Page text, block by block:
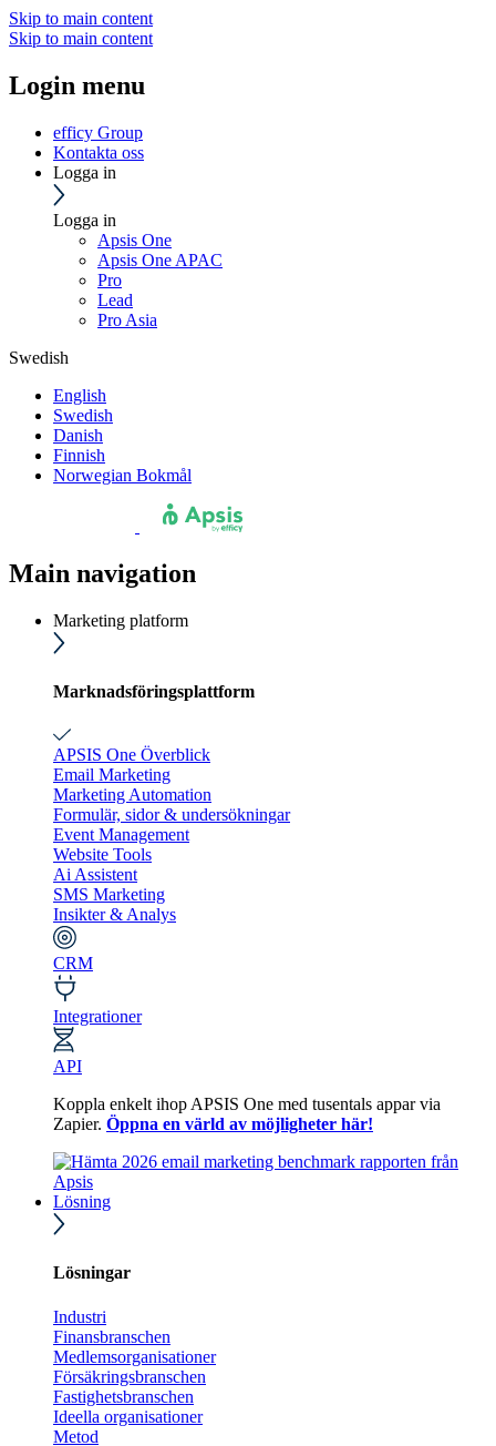
Skip to main content
Skip to main content
Login menu
efficy Group
Kontakta oss
Logga in
Logga in
Apsis One
Apsis One APAC
Pro
Lead
Pro Asia
Swedish
English
Swedish
Danish
Finnish
Norwegian Bokmål
Main navigation
Marketing platform
Marknadsföringsplattform
APSIS One Överblick
Email Marketing
Marketing Automation
Formulär, sidor & undersökningar
Event Management
Website Tools
Ai Assistent
SMS Marketing
Insikter & Analys
CRM
Integrationer
API
Koppla enkelt ihop APSIS One med tusentals appar via
Zapier. Öppna en värld av möjligheter här!
Lösning
Lösningar
Industri
Finansbranschen
Medlemsorganisationer
Försäkringsbranschen
Fastighetsbranschen
Ideella organisationer
Metod